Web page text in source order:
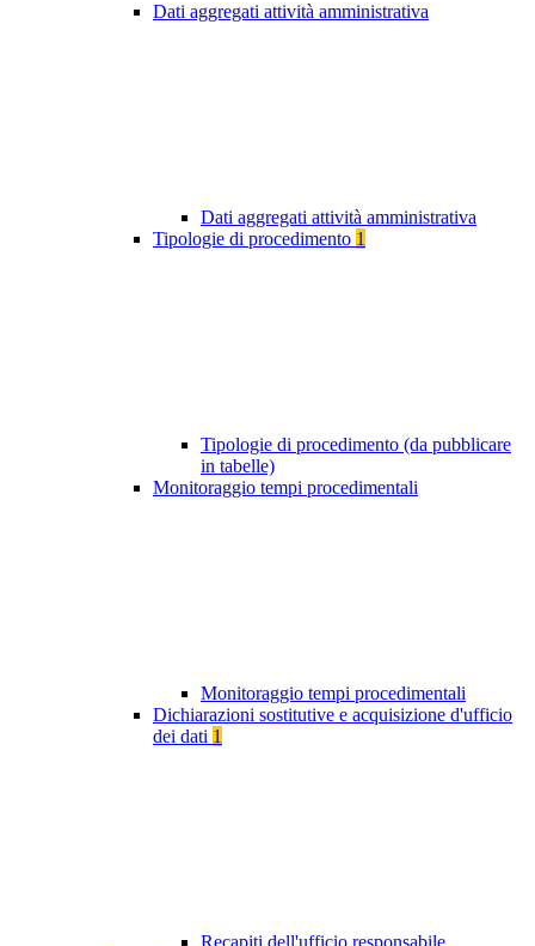
Dati aggregati attività amministrativa
Dati aggregati attività amministrativa
Tipologie di procedimento 1
Tipologie di procedimento (da pubblicare
in tabelle)
Monitoraggio tempi procedimentali
Monitoraggio tempi procedimentali
Dichiarazioni sostitutive e acquisizione d'ufficio
dei dati 1